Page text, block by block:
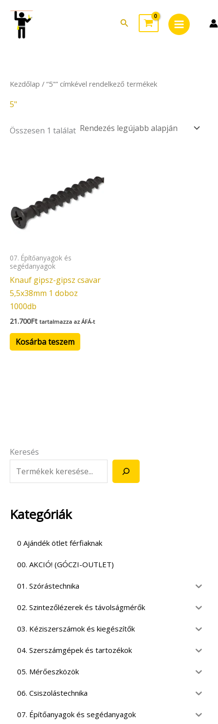
content
Search
Menu
Keresés
Kategóriák
0 Ajándék ötlet férfiaknak
00. AKCIÓ! (GÓCZI-OUTLET)
01. Szórástechnika
02. Szintezőlézerek és távolságmérők
03. Kéziszerszámok és kiegészítők
04. Szerszámgépek és tartozékok
05. Mérőeszközök
06. Csiszolástechnika
07. Építőanyagok és segédanyagok
Kezdőlap / “5"” címkével rendelkező termékek
5"
Összesen 1 találat
07. Építőanyagok és
segédanyagok
Knauf gipsz-gipsz csavar
5,5x38mm 1 doboz
1000db
21.700Ft tartalmazza az ÁFÁ-t
Kosárba teszem